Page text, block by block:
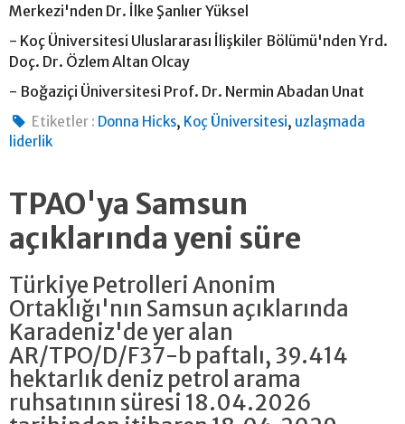
Merkezi'nden Dr. İlke Şanlıer Yüksel
- Koç Üniversitesi Uluslararası İlişkiler Bölümü'nden Yrd.
Doç. Dr. Özlem Altan Olcay
- Boğaziçi Üniversitesi Prof. Dr. Nermin Abadan Unat
Etiketler : Donna Hicks, Koç Üniversitesi, uzlaşmada
liderlik
TPAO'ya Samsun
açıklarında yeni süre
Türkiye Petrolleri Anonim
Ortaklığı'nın Samsun açıklarında
Karadeniz'de yer alan
AR/TPO/D/F37-b paftalı, 39.414
hektarlık deniz petrol arama
ruhsatının süresi 18.04.2026